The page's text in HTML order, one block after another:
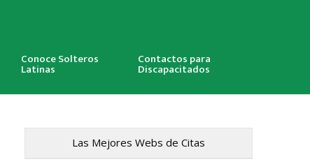
Conoce Solteros
Latinas
Contactos para
Discapacitados
Las Mejores Webs de Citas